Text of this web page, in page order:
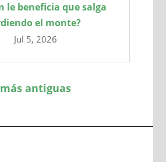
le beneficia que salga
el monte?
Jul 5, 2026
antiguas